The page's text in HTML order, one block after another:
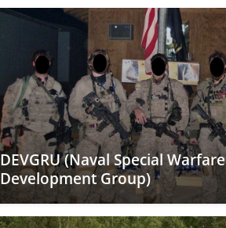
DEVGRU (Naval Special Warfare
Development Group)